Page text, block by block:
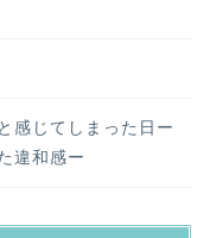
感じてしまった日ー
違和感ー